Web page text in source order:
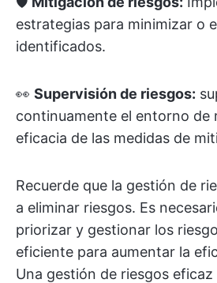
estrategias para minimizar o
identificados.
👀 Supervisión de riesgos:
continuamente el entorno de
eficacia de las medidas de
Recuerde que la gestión de
a eliminar riesgos. Es
priorizar y gestionar los
eficiente para aumentar la
Una gestión de riesgos eficaz